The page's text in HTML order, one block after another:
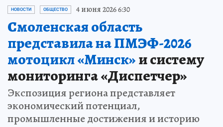
НОВОСТИ ОБЩЕСТВО 4 июня 2026 6:30
Смоленская область
представила на ПМЭФ-2026
мотоцикл «Минск»и систему
мониторинга «Диспетчер»
Экспозиция региона представляет
экономический потенциал,
промышленные достижения и историю